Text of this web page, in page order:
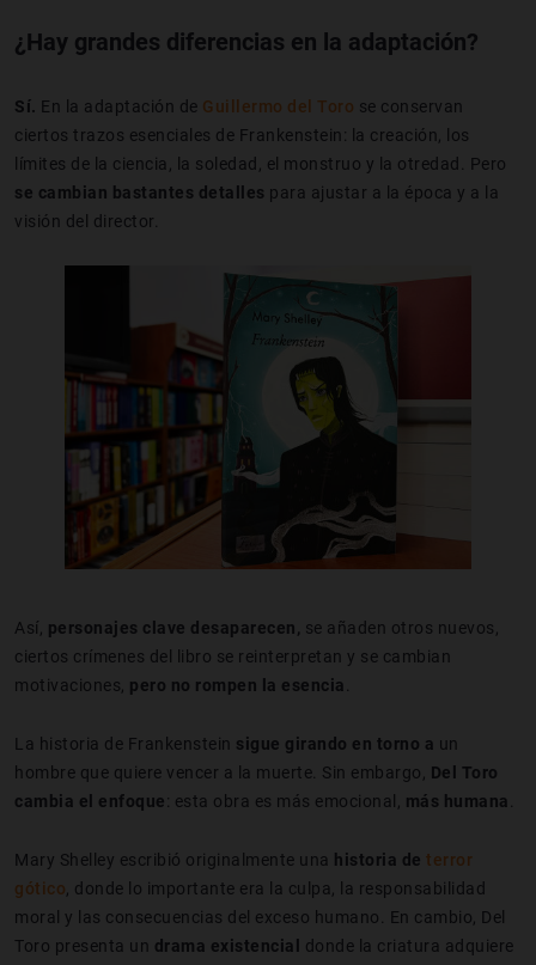
¿Hay grandes diferencias en la adaptación?
Sí. En la adaptación de Guillermo del Toro se conservan
ciertos trazos esenciales de Frankenstein: la creación, los
límites de la ciencia, la soledad, el monstruo y la otredad. Pero
se cambian bastantes detalles para ajustar a la época y a la
visión del director.
Así, personajes clave desaparecen,
se añaden otros nuevos,
ciertos crímenes del libro se reinterpretan y se cambian
motivaciones, pero no rompen la esencia
La historia de Frankenstein sigue girando en torno a un
hombre que quiere vencer a la muerte. Sin embargo,
Del Toro
cambia el enfoque: esta obra es más emocional, más humana
Mary Shelley escribió originalmente una historia de terror
gótico , donde lo importante era la culpa, la responsabilidad
moral y las consecuencias del exceso humano. En cambio, Del
Toro presenta un drama existencial
donde la criatura adquiere